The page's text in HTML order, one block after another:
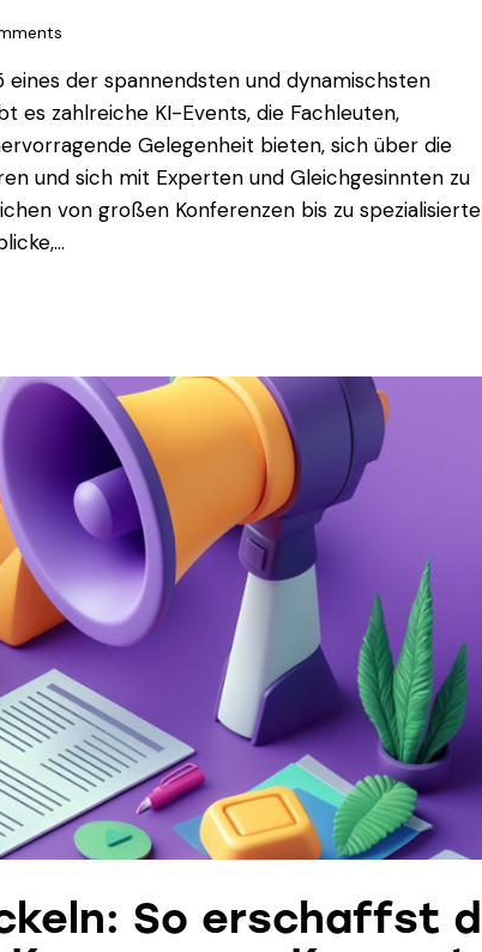
der spannendsten und dynamischsten
es zahlreiche KI-Events, die Fachleuten,
Gelegenheit bieten, sich über die
und sich mit Experten und Gleichgesinnten zu
von großen Konferenzen bis zu
So erschaffst